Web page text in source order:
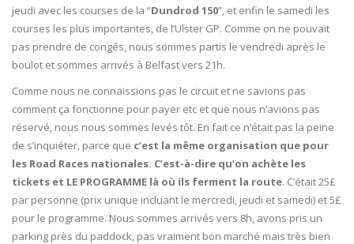
jeudi avec les courses de la “Dundrod 150”, et enfin le samedi les
courses les plus importantes, de l’Ulster GP. Comme on ne pouvait
pas prendre de congés, nous sommes partis le vendredi après le
boulot et sommes arrivés à Belfast vers 21h.
Comme nous ne connaissions pas le circuit et ne savions pas
comment ça fonctionne pour payer etc et que nous n’avions pas
réservé, nous nous sommes levés tôt. En fait ce n’était pas la peine
de s’inquiéter, parce que c’est la même organisation que pour
les Road Races nationales. C’est-à-dire qu’on achète les
tickets et LE PROGRAMME là où ils ferment la route. C’était 25£
par personne (prix unique incluant le mercredi, jeudi et samedi) et 5£
pour le programme. Nous sommes arrivés vers 8h, avons pris un
parking près du paddock, pas vraiment bon marché mais très bien